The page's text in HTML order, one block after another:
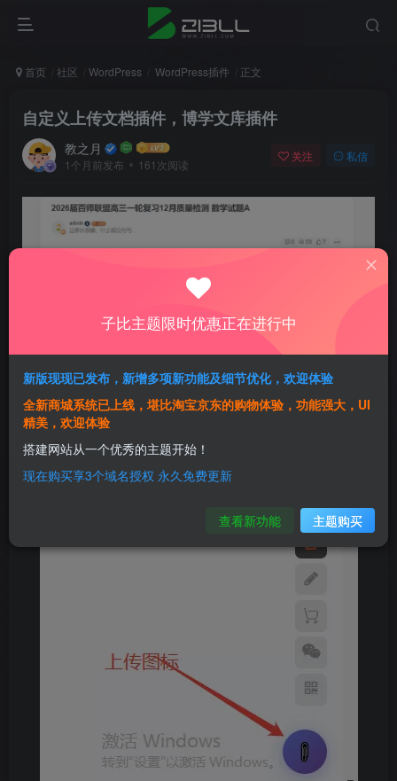
首页 社区 WordPress WordPress插件 正文
自定义上传文档插件，博学文库插件
教之月
1个月前发布 161次阅读
关注 私信
子比主题限时优惠正在进行中
新版现现已发布，新增多项新功能及细节优化，欢迎体验
全新商城系统已上线，堪比淘宝京东的购物体验，功能强大，UI
精美，欢迎体验
搭建网站从一个优秀的主题开始！
现在购买享3个域名授权 永久免费更新
查看新功能 主题购买